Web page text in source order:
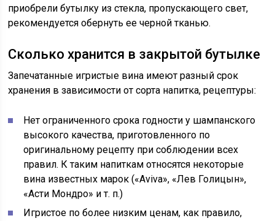
приобрели бутылку из стекла, пропускающего свет,
рекомендуется обернуть ее черной тканью.
Сколько хранится в закрытой бутылке
Запечатанные игристые вина имеют разный срок
хранения в зависимости от сорта напитка, рецептуры:
Нет ограниченного срока годности у шампанского
высокого качества, приготовленного по
оригинальному рецепту при соблюдении всех
правил. К таким напиткам относятся некоторые
вина известных марок («Aviva», «Лев Голицын»,
«Асти Мондро» и т. п.)
Игристое по более низким ценам, как правило,